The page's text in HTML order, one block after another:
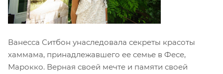
Ванесса Ситбон унаследовала секреты красоты
хаммама, принадлежавшего ее семье в Фесе,
Марокко. Верная своей мечте и памяти своей